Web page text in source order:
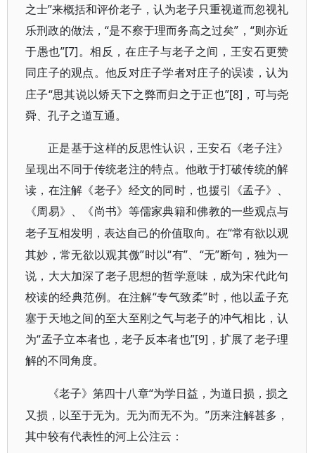
之士”来概括和评价老子，认为老子只重视道而忽视礼
乐刑政的做法，“是不察于理而务高之过矣”，“则亦近
于愚也”[7] 。相反，在庄子与老子之间，王安石更赞
同庄子的观点。他反对庄子学者对庄子的误读，认为
庄子“思其说以矫天下之弊而归之于正也”[8] ，可与尧
舜、孔子之道互通。
正是基于这样的反思性认识，王安石《老子注》
呈现出不同于传统老注的特点。他敢于打破传统的解
读，在注解《老子》经文的同时，也援引《孟子》、
《周易》、《尚书》等儒家典籍和佛教的一些观点与
老子互相发明，表达自己的价值取向。在“常有欲以观
其妙，常无欲以观其儌”时以“有”、“无”断句，独为一
说，大大加深了老子思想的哲学意味，成为宋代此句
校读的经典范例。在注解“专气致柔”时，他以孟子充
塞于天地之间的至大至刚之气与老子的冲气相比，认
为“孟子立本者也，老子反本者也”[9] ，扩展了老子理
解的不同角度。
《老子》第四十八章“为学日益，为道日损，损之
又损，以至于无为。无为而无不为。”历来注解甚多，
其中较有代表性的河上公注云：